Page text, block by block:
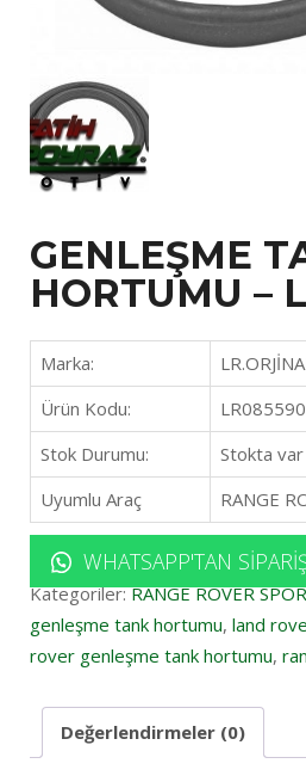
GENLEŞME
HORTUMU –
Marka:
Ürün Kodu:
LR085590
Stok Durumu:
Stokta var
Uyumlu Araç
RANGE
WHATSAPP'TAN
Kategoriler:RANGE ROVER
genleşme tank hortumu, land
rover genleşme tank hortumu,
Değerlendirmeler (0)